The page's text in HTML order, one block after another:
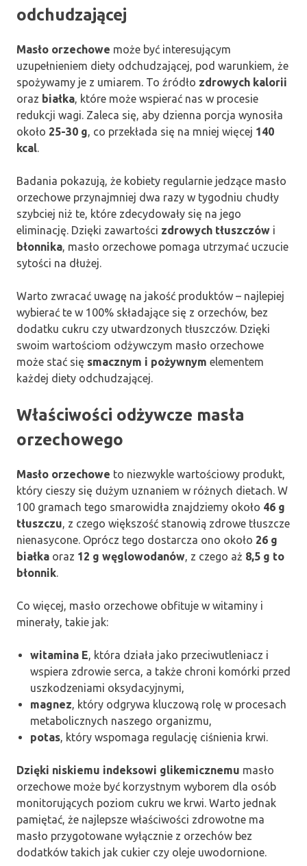
odchudzającej
Masło orzechowe może być interesującym
uzupełnieniem diety odchudzającej, pod warunkiem, że
spożywamy je z umiarem. To źródło zdrowych kalorii
oraz białka, które może wspierać nas w procesie
redukcji wagi. Zaleca się, aby dzienna porcja wynosiła
około 25-30 g, co przekłada się na mniej więcej 140
kcal.
Badania pokazują, że kobiety regularnie jedzące masło
orzechowe przynajmniej dwa razy w tygodniu chudły
szybciej niż te, które zdecydowały się na jego
eliminację. Dzięki zawartości zdrowych tłuszczów i
błonnika, masło orzechowe pomaga utrzymać uczucie
sytości na dłużej.
Warto zwracać uwagę na jakość produktów – najlepiej
wybierać te w 100% składające się z orzechów, bez
dodatku cukru czy utwardzonych tłuszczów. Dzięki
swoim wartościom odżywczym masło orzechowe
może stać się smacznym i pożywnym elementem
każdej diety odchudzającej.
Właściwości odżywcze masła
orzechowego
Masło orzechowe to niezwykle wartościowy produkt,
który cieszy się dużym uznaniem w różnych dietach. W
100 gramach tego smarowidła znajdziemy około 46 g
tłuszczu , z czego większość stanowią zdrowe tłuszcze
nienasycone. Oprócz tego dostarcza ono około 26 g
białka oraz 12 g węglowodanów , z czego aż 8,5 g to
błonnik
Co więcej, masło orzechowe obfituje w witaminy i
minerały, takie jak:
witamina E , która działa jako przeciwutleniacz i
wspiera zdrowie serca, a także chroni komórki przed
uszkodzeniami oksydacyjnymi,
magnez , który odgrywa kluczową rolę w procesach
metabolicznych naszego organizmu,
potas , który wspomaga regulację ciśnienia krwi.
Dzięki niskiemu indeksowi glikemicznemu masło
orzechowe może być korzystnym wyborem dla osób
monitorujących poziom cukru we krwi. Warto jednak
pamiętać, że najlepsze właściwości zdrowotne ma
masło przygotowane wyłącznie z orzechów bez
dodatków takich jak cukier czy oleje uwodornione.